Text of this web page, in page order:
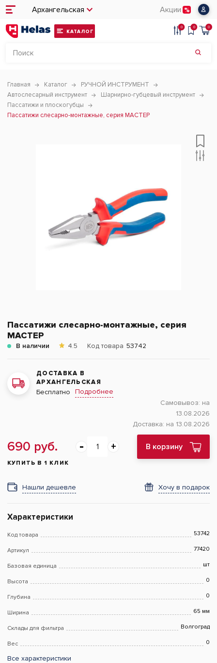
Архангельская Акции
КАТАЛОГ
0 0 0
Главная Каталог
РУЧНОЙ ИНСТРУМЕНТ
Автослесарный инструмент
Шарнирно-губцевый инструмент
Пассатижи и плоскогубцы
Пассатижи слесарно-монтажные, серия МАСТЕР
Пассатижи слесарно-монтажные, серия
МАСТЕР
В наличии 4.5 Код товара 53742
ДОСТАВКА В
АРХАНГЕЛЬСКАЯ
Бесплатно
Подробнее
Самовывоз: на
13.08.2026
Доставка: на 13.08.2026
690 руб. В корзину
КУПИТЬ В 1 КЛИК
Нашли дешевле Хочу в подарок
Характеристики
Код товара 53742
Артикул 77420
Базовая единица шт
Высота 0
Глубина 0
Ширина 65 мм
Склады для фильтра Волгоград
Вес 0
Все характеристики